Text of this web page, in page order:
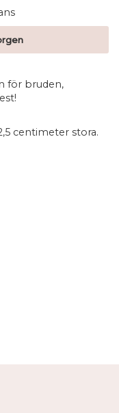
för bruden,
centimeter stora.